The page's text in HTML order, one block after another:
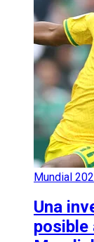
Mundial
Una
posible